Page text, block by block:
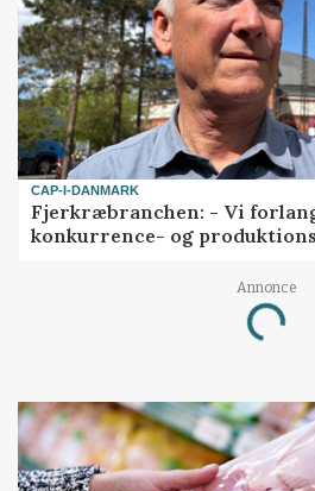
CAP-I-DANMARK
Fjerkræbranchen: - Vi
konkurrence- og
Annonce